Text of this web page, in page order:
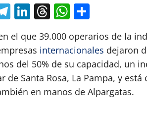
Telegram
LinkedIn
Threads
WhatsApp
el que 39.000 operarios de la
internacionales dejaron
del 50% de su capacidad, un
de Santa Rosa, La Pampa, y
en manos de Alpargatas.